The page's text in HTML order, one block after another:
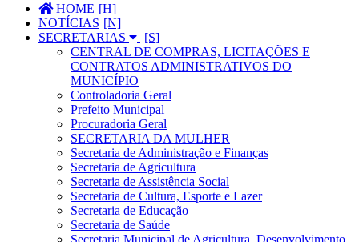
HOME
NOTÍCIAS
SECRETARIAS
CENTRAL DE COMPRAS, LICITAÇÕES E
CONTRATOS ADMINISTRATIVOS DO
MUNICÍPIO
Controladoria Geral
Prefeito Municipal
Procuradoria Geral
SECRETARIA DA MULHER
Secretaria de Administração e Finanças
Secretaria de Agricultura
Secretaria de Assistência Social
Secretaria de Cultura, Esporte e Lazer
Secretaria de Educação
Secretaria de Saúde
Secretaria Municipal de Agricultura, Desenvolvimento